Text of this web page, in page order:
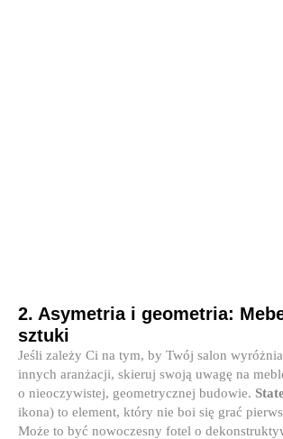
2. Asymetria i geometria:
sztuki
Jeśli zależy Ci na tym, by Twój salon
innych aranżacji, skieruj swoją uwagę na
o nieoczywistej, geometrycznej budowie.
ikona) to element, który nie boi się grać
Może to być nowoczesny fotel o